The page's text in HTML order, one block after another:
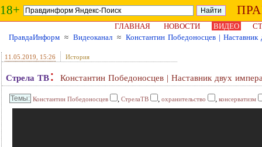
18+
ГЛАВНАЯ НОВОСТИ ВИДЕО
ПравдаИнформ ≈ Видеоканал ≈ Константин Победоносцев | Наставник
11.05.2019 , 15:26 История
Стрела ТВ: Константин Победоносцев | Наставник двух
Константин Победоносцев , СтрелаТВ , охранительство , консерватизм